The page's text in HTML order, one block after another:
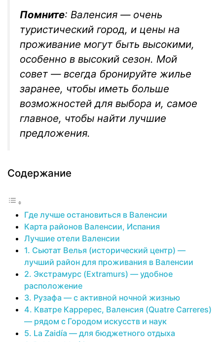
Помните: Валенсия — очень
туристический город, и цены на
проживание могут быть высокими,
особенно в высокий сезон. Мой
совет — всегда бронируйте жилье
заранее, чтобы иметь больше
возможностей для выбора и, самое
главное, чтобы найти лучшие
предложения.
Содержание
Где лучше остановиться в Валенсии
Карта районов Валенсии, Испания
Лучшие отели Валенсии
1. Сьютат Велья (исторический центр) —
лучший район для проживания в Валенсии
2. Экстрамурс (Extramurs) — удобное
расположение
3. Рузафа — с активной ночной жизнью
4. Кватре Карререс, Валенсия (Quatre Carreres)
— рядом с Городом искусств и наук
5. La Zaidía — для бюджетного отдыха